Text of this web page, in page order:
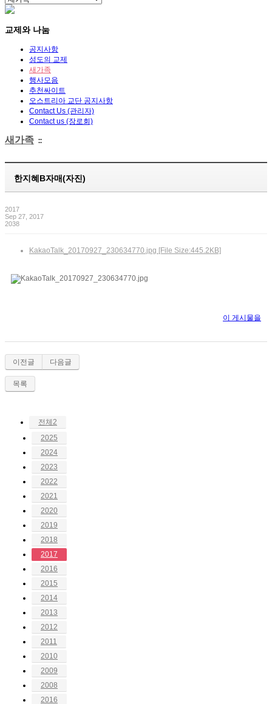
교제와 나눔
공지사항
성도의 교제
새가족
행사모음
추천싸이트
오스트리아 교단 공지사항
Contact Us (관리자)
Contact us (장로회)
새가족 ::
한지혜B자매(자진)
2017
Sep 27, 2017
2038
KakaoTalk_20170927_230634770.jpg [File Size:445.2KB]
이 게시물을
이전글 다음글
목록
전체2
2025
2024
2023
2022
2021
2020
2019
2018
2017
2016
2015
2014
2013
2012
2011
2010
2009
2008
2016